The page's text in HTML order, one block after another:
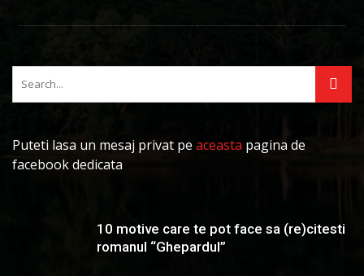
Puteti lasa un mesaj privat pe aceasta pagina de
facebook dedicata
10 motive care te pot face sa (re)citesti
romanul “Ghepardul”